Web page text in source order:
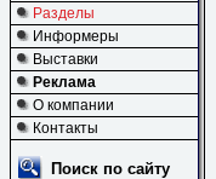
Разделы
Информеры
Выставки
Реклама
О компании
Контакты
Поиск по сайту